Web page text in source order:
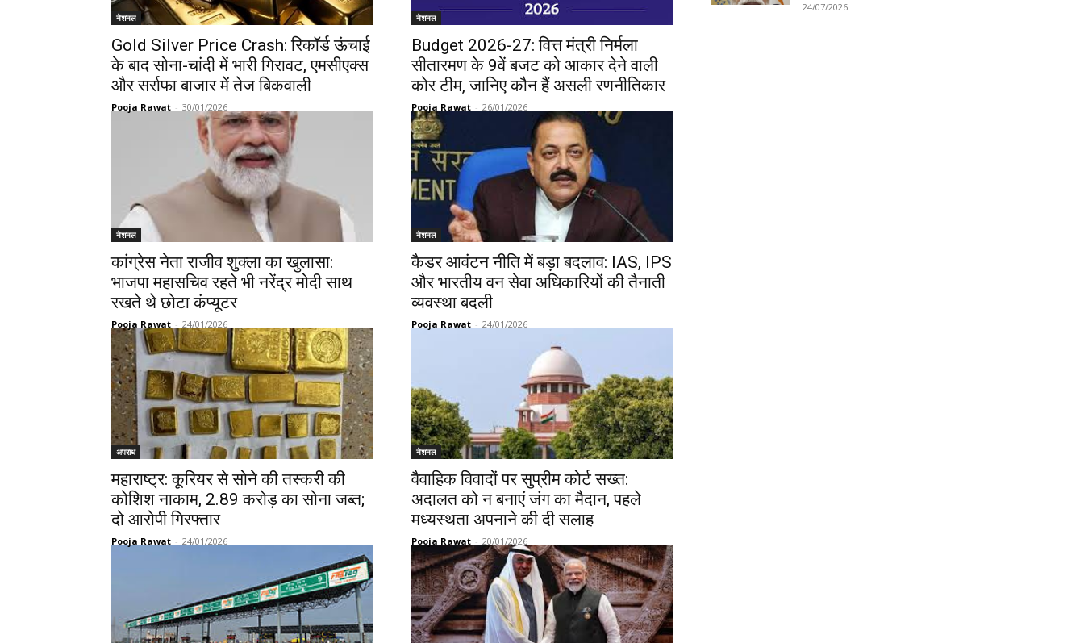
नेशनल
Gold Silver Price Crash: रिकॉर्ड ऊंचाई
के बाद सोना-चांदी में भारी गिरावट, एमसीएक्स
और सर्राफा बाजार में तेज बिकवाली
Pooja Rawat - 30/01/2026
नेशनल
Budget 2026-27: वित्त मंत्री निर्मला
सीतारमण के 9वें बजट को आकार देने वाली
कोर टीम, जानिए कौन हैं असली रणनीतिकार
Pooja Rawat - 26/01/2026
नेशनल
कांग्रेस नेता राजीव शुक्ला का खुलासा:
भाजपा महासचिव रहते भी नरेंद्र मोदी साथ
रखते थे छोटा कंप्यूटर
Pooja Rawat - 24/01/2026
नेशनल
कैडर आवंटन नीति में बड़ा बदलाव: IAS, IPS
और भारतीय वन सेवा अधिकारियों की तैनाती
व्यवस्था बदली
Pooja Rawat - 24/01/2026
अपराध
महाराष्ट्र: कूरियर से सोने की तस्करी की
कोशिश नाकाम, 2.89 करोड़ का सोना जब्त;
दो आरोपी गिरफ्तार
Pooja Rawat - 24/01/2026
नेशनल
वैवाहिक विवादों पर सुप्रीम कोर्ट सख्त:
अदालत को न बनाएं जंग का मैदान, पहले
मध्यस्थता अपनाने की दी सलाह
Pooja Rawat - 20/01/2026
24/07/2026